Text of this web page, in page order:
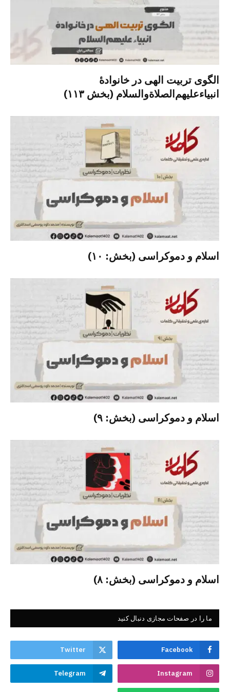
الگوی تربیت الهی در خانوادۀ
انبیاءعلیهم‌الصلاةو‌السلام (بخش ۱۱۳)
اسلام و دموکراسی (بخش: ۱۰)
اسلام و دموکراسی (بخش: ۹)
اسلام و دموکراسی (بخش: ۸)
ما را در صفحات مجازی دنبال کنید
Facebook
Twitter
Instagram
Telegram